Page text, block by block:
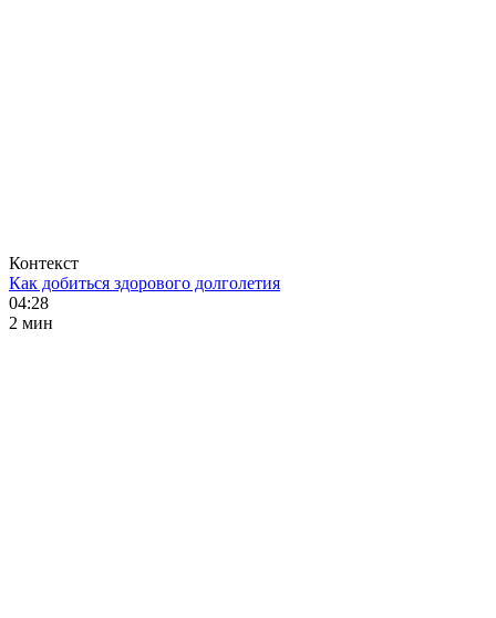
Контекст
Как добиться здорового долголетия
04:28
2 мин